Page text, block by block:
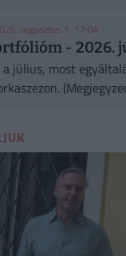
augusztus 1. 17:04
- 2026.
július, most